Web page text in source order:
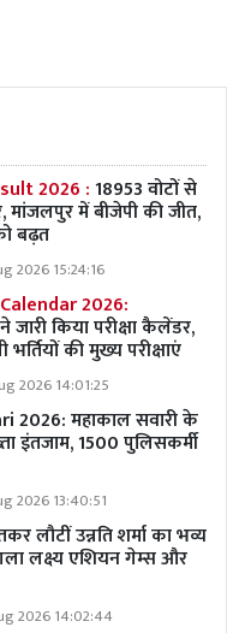
2026 :18953 वोटों से
मांजलपुर में बीजेपी की जीत,
बढ़त
2026 15:24:16
2026:
किया परीक्षा कैलेंडर,
की मुख्य परीक्षाएं
2026 14:01:25
2026: महाकाल सवारी के
इंतजाम, 1500 पुलिसकर्मी
2026 13:40:51
लौटीं उन्नति शर्मा का भव्य
लक्ष्य एशियन गेम्स और
2026 14:02:44